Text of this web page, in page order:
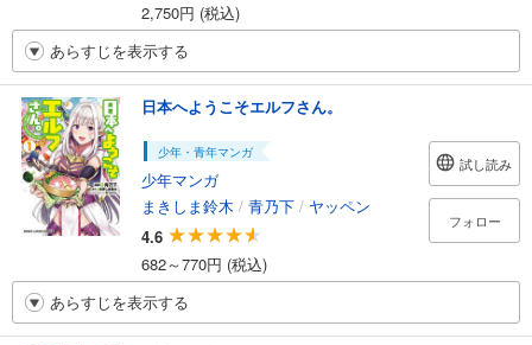
2,750円 (税込)
あらすじを表示する
日本へようこそエルフさん。
少年・青年マンガ
少年マンガ
まきしま鈴木 / 青乃下 / ヤッペン
4.6
682～770円 (税込)
試し読み
フォロー
あらすじを表示する